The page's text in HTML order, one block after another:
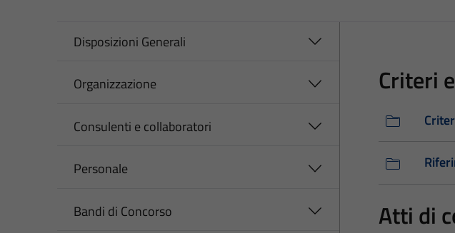
Disposizioni Generali
Organizzazione
Consulenti e collaboratori
Personale
Bandi di Concorso
Criteri
Atti di